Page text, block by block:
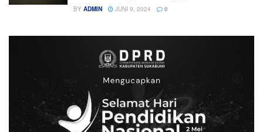
BY ADMIN JUNI 9, 2024 0